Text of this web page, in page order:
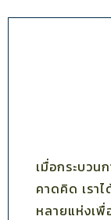
เมื่อกระบวน
คาดคิด เรา
หลายแห่งเพื่